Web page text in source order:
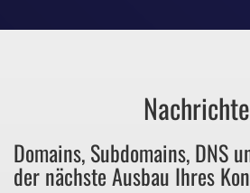
Günstige SSL-
Bezahlen Sie
für Dinge, die sie gar
Domains, Subdomains, DNS
der nächste Ausbau Ihres